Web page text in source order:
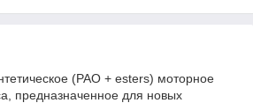
(PAO + esters) моторное
предназначенное для новых